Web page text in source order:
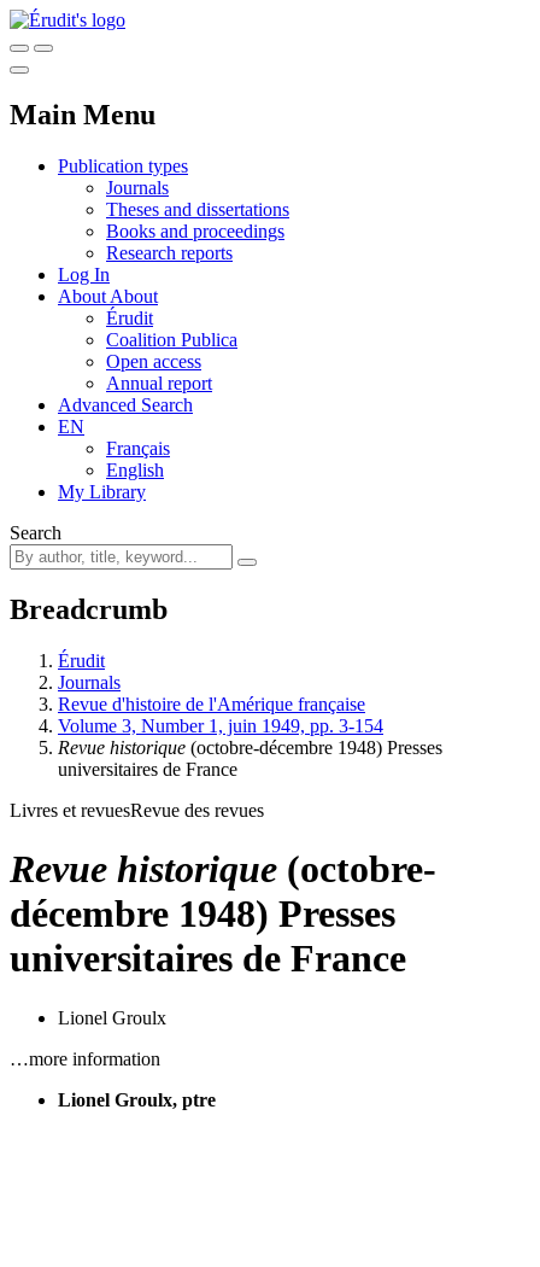
Main Menu
Publication types
Journals
Theses and dissertations
Books and proceedings
Research reports
Log In
About About
Érudit
Coalition Publica
Open access
Annual report
Advanced Search
EN
Français
English
My Library
Search
Breadcrumb
Érudit
Journals
Revue d'histoire de l'Amérique française
Volume 3, Number 1, juin 1949, pp. 3-154
Revue historique (octobre-décembre 1948) Presses
universitaires de France
Livres et revuesRevue des revues
Revue historique (octobre-
décembre 1948) Presses
universitaires de France
Lionel Groulx
…more information
Lionel Groulx, ptre